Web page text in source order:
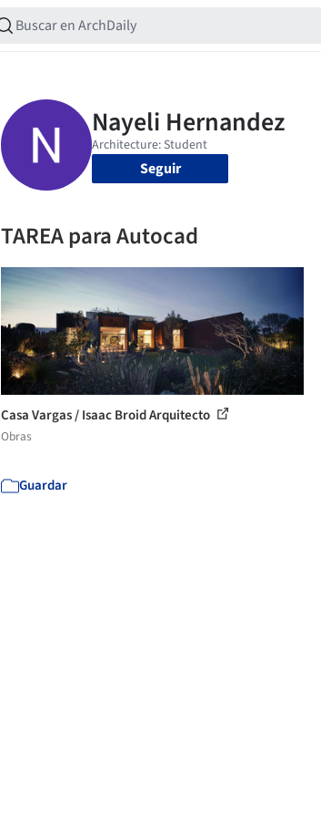
Seguir
TAREA para Autocad
Casa Vargas / Isaac Broid Arquitecto
Obras
Guardar